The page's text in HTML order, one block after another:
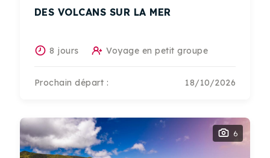
DES VOLCANS SUR LA MER
8 jours Voyage en petit groupe
Prochain départ : 18/10/2026
6